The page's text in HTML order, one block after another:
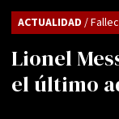
Lionel
el último
ACTUALIDAD /